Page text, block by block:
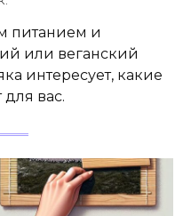
питанием и
или веганский
интересует, какие
вас.